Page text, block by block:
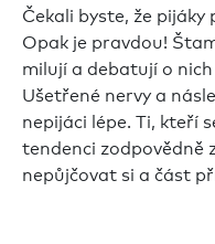
Čekali byste, že
Opak je pravdou!
milují a debatují o
Ušetřené nervy a
nepijáci lépe. Ti, kteří
tendenci zodpovědně
nepůjčovat si a část